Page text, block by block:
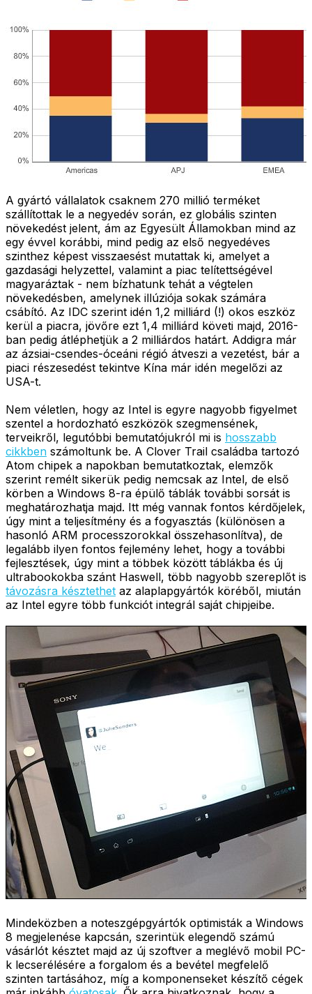
A gyártó vállalatok csaknem 270 millió terméket
szállítottak le a negyedév során, ez globális szinten
növekedést jelent, ám az Egyesült Államokban mind az
egy évvel korábbi, mind pedig az első negyedéves
szinthez képest visszaesést mutattak ki, amelyet a
gazdasági helyzettel, valamint a piac telítettségével
magyaráztak - nem bízhatunk tehát a végtelen
növekedésben, amelynek illúziója sokak számára
csábító. Az IDC szerint idén 1,2 milliárd (!) okos eszköz
kerül a piacra, jövőre ezt 1,4 milliárd követi majd, 2016-
ban pedig átléphetjük a 2 milliárdos határt. Addigra már
az ázsiai-csendes-óceáni régió átveszi a vezetést, bár a
piaci részesedést tekintve Kína már idén megelőzi az
USA-t.
Nem véletlen, hogy az Intel is egyre nagyobb figyelmet
szentel a hordozható eszközök szegmensének,
terveikről, legutóbbi bemutatójukról mi is hosszabb
cikkben számoltunk be. A Clover Trail családba tartozó
Atom chipek a napokban bemutatkoztak, elemzők
szerint remélt sikerük pedig nemcsak az Intel, de első
körben a Windows 8-ra épülő táblák további sorsát is
meghatározhatja majd. Itt még vannak fontos kérdőjelek,
úgy mint a teljesítmény és a fogyasztás (különösen a
hasonló ARM processzorokkal összehasonlítva), de
legalább ilyen fontos fejlemény lehet, hogy a további
fejlesztések, úgy mint a többek között táblákba és új
ultrabookokba szánt Haswell, több nagyobb szereplőt is
távozásra késztethet az alaplapgyártók köréből, miután
az Intel egyre több funkciót integrál saját chipjeibe.
Mindeközben a noteszgépgyártók optimisták a Windows
8 megjelenése kapcsán, szerintük elegendő számú
vásárlót késztet majd az új szoftver a meglévő mobil PC-
k lecserélésére a forgalom és a bevétel megfelelő
szinten tartásához, míg a komponenseket készítő cégek